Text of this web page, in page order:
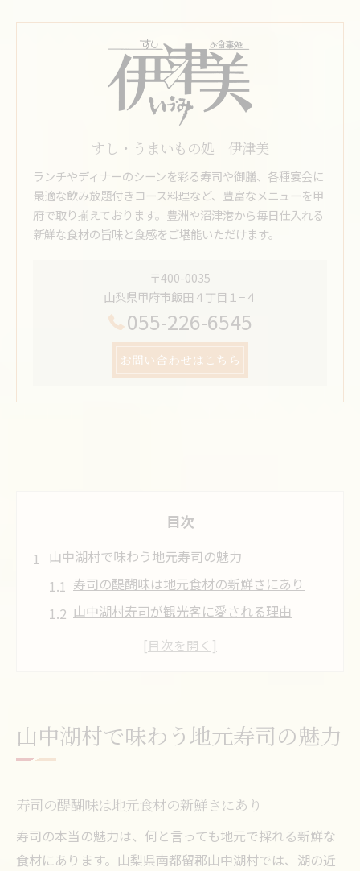
すし・うまいもの処 伊津美
ランチやディナーのシーンを彩る寿司や御膳、各種宴会に
最適な飲み放題付きコース料理など、豊富なメニューを甲
府で取り揃えております。豊洲や沼津港から毎日仕入れる
新鮮な食材の旨味と食感をご堪能いただけます。
〒400-0035
山梨県甲府市飯田４丁目１−４
055-226-6545
お問い合わせはこちら
目次
山中湖村で味わう地元寿司の魅力
寿司の醍醐味は地元食材の新鮮さにあり
山中湖村寿司が観光客に愛される理由
寿司を通じて味わう山中湖村の四季の恵み
寿司好きが語る山中湖村おすすめポイント
山中湖の寿司体験が旅の思い出になる理由
家族で楽しむ寿司と和食の新しい楽しみ方
持ち帰り寿司で手軽に味わう山中湖の味覚
山中湖村で味わう地元寿司の魅力
寿司の醍醐味は地元食材の新鮮さにあり
寿司の本当の魅力は、何と言っても地元で採れる新鮮な
食材にあります。山梨県南都留郡山中湖村では、湖の近